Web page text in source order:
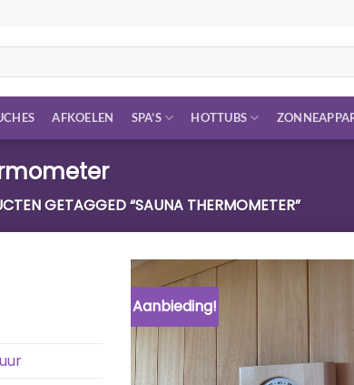
AFKOELEN SPA’S HOTTUBS
GETAGGED “SAUNA THERMOMETER”
Aanbieding!